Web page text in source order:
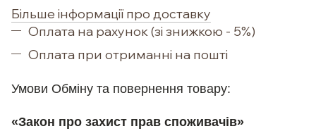
Більше інформації про доставку
Оплата на рахунок (зі знижкою - 5%)
Оплата при отриманні на пошті
Умови Обміну та повернення товару:
«Закон про захист прав споживачів»